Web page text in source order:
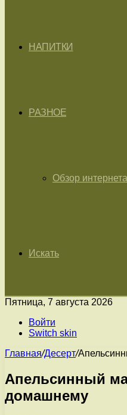
НАПИТКИ
РАЗНОЕ
Обзор интернета
Искать
Пятница, 7 августа 2026
Войти
Switch skin
Главная/Десерт/
Апельсинный
домашнему